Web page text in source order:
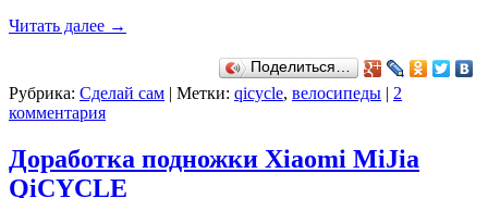
Читать далее →
Поделиться…
Рубрика: Сделай сам | Метки: qicycle, велосипеды | 2
комментария
Доработка подножки Xiaomi MiJia
QiCYCLE